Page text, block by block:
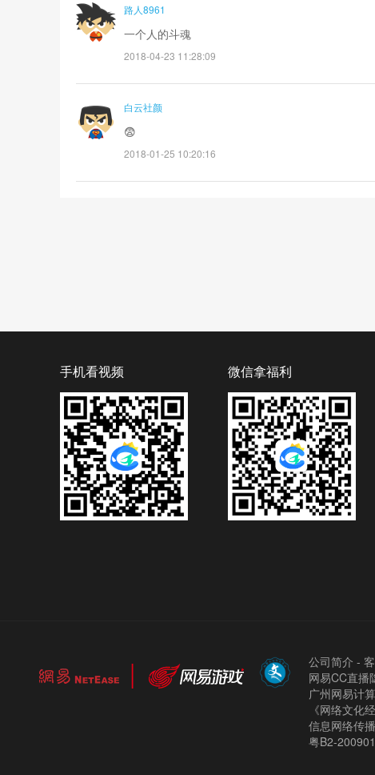
路人8961
一个人的斗魂
2018-04-23 11:28:09
白云社颜
😨
2018-01-25 10:20:16
手机看视频 微信拿福利
公司简介 -
网易CC直播
广州网易计
《网络文化
信息网络传
粤B2-